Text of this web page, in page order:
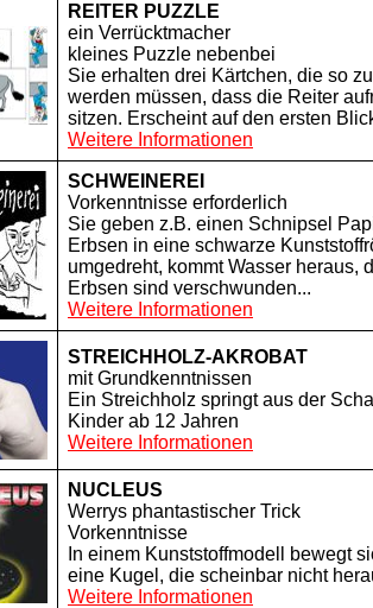
REITER PUZZLE
ein Verrücktmacher
kleines Puzzle nebenbei
Sie erhalten drei Kärtchen, die so
werden müssen, dass die Reiter
sitzen. Erscheint auf den ersten
Weitere Informationen
SCHWEINEREI
Vorkenntnisse erforderlich
Sie geben z.B. einen Schnipsel
Erbsen in eine schwarze
umgedreht, kommt Wasser heraus,
Erbsen sind verschwunden...
Weitere Informationen
STREICHHOLZ-AKROBAT
mit Grundkenntnissen
Ein Streichholz springt aus der
Kinder ab 12 Jahren
Weitere Informationen
NUCLEUS
Werrys phantastischer Trick
Vorkenntnisse
In einem Kunststoffmodell bewegt
eine Kugel, die scheinbar nicht
Weitere Informationen